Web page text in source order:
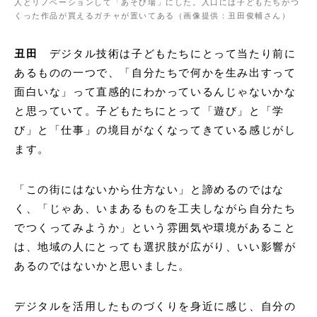
人とリノベーションして「あそび場」にした。入口には子どもたちがつ
くった作品が買えるガチャが置いてある（画像提供：丑田俊輔さん）
丑田
デジタル技術は子どもたちにとって当たり前に
あるものの一つで、「自分たちで何かを生み出すって
面白いな」って直感的にわかっているんじゃないかな
と思っていて。子どもたちにとって「遊び」と「学
び」と「仕事」の境目がなくなってきている感じがし
ます。
「この街にはないから仕方ない」と諦めるのではな
く、「じゃあ、いまあるものを工夫しながら自分たち
でつくってみようか」という雰囲気や環境があること
は、地域の人にとっても選択肢が広がり、いい影響が
あるのではないかと思いました。
デジタルを活用したものづくりを身近に感じ、自分の